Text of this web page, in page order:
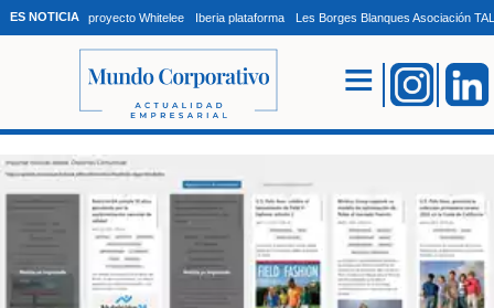
ES NOTICIA proyecto Whitelee Iberia plataforma Les Borges Blanques Asociación